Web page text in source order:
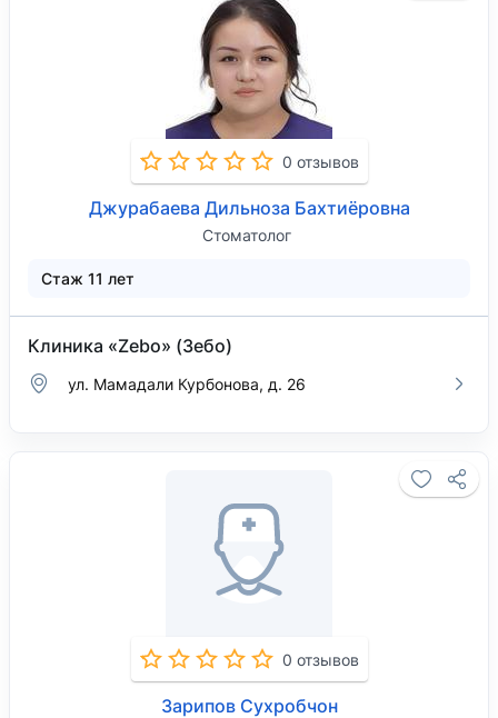
0 отзывов
Джурабаева Дильноза Бахтиёровна
Стоматолог
Стаж 11 лет
Клиника «Zebo» (Зебо)
ул. Мамадали Курбонова, д. 26
0 отзывов
Зарипов Сухробчон